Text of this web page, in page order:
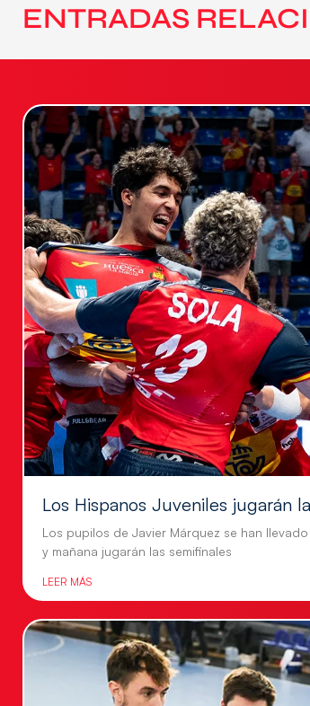
ENTRADAS
Los Hispanos Juveniles jugarán
Los pupilos de Javier Márquez se han
y mañana jugarán las semifinales
LEER MÁS